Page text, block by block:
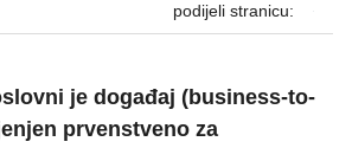
podijeli stranicu:
je događaj (business-to-
prvenstveno za